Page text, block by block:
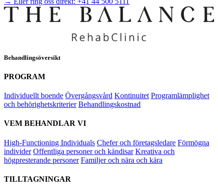
Behandlingsöversikt
PROGRAM
Individuellt boende Övergångsvård Kontinuitet Programlämplighet
och behörighetskriterier Behandlingskostnad
VEM BEHANDLAR VI
High-Functioning Individuals Chefer och företagsledare Förmögna
individer Offentliga personer och kändisar Kreativa och
högpresterande personer Familjer och nära och kära
TILLTAGNINGAR